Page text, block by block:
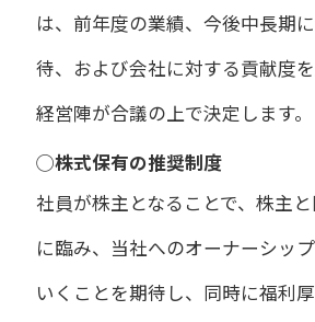
は、前年度の業績、今後中長期
待、および会社に対する貢献度
経営陣が合議の上で決定します。
◯株式保有の推奨制度
社員が株主となることで、株主
に臨み、当社へのオーナーシッ
いくことを期待し、同時に福利